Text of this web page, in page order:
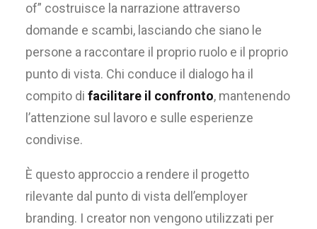
of” costruisce la narrazione attraverso
domande e scambi, lasciando che siano le
persone a raccontare il proprio ruolo e il proprio
punto di vista. Chi conduce il dialogo ha il
compito di facilitare il confronto, mantenendo
l’attenzione sul lavoro e sulle esperienze
condivise.
È questo approccio a rendere il progetto
rilevante dal punto di vista dell’employer
branding. I creator non vengono utilizzati per